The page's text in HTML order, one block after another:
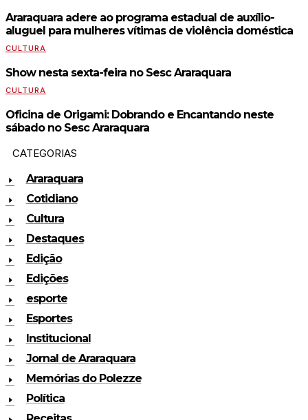
Araraquara adere ao programa estadual de auxílio-
aluguel para mulheres vítimas de violência doméstica
CULTURA
Show nesta sexta-feira no Sesc Araraquara
CULTURA
Oficina de Origami: Dobrando e Encantando neste
sábado no Sesc Araraquara
CATEGORIAS
Araraquara
Cotidiano
Cultura
Destaques
Edição
Edições
esporte
Esportes
Institucional
Jornal de Araraquara
Memórias do Polezze
Política